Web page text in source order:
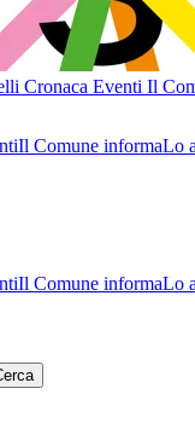
Cronaca Eventi Il
Il Comune informaLo
Il Comune informaLo